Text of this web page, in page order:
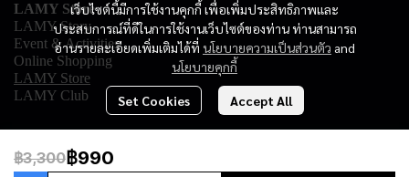
฿3,300฿990
เว็บไซต์นี้มีการใช้งานคุกกี้ เพื่อเพิ่มประสิทธิภาพและ
ประสบการณ์ที่ดีในการใช้งานเว็บไซต์ของท่าน ท่านสามารถ
อ่านรายละเอียดเพิ่มเติมได้ที่ นโยบายความเป็นส่วนตัว and
นโยบายคุกกี้
Set Cookies Accept All
LAMY Store
LAMY Story
Event & Activities
Online Shopping
LAMY Store
LAMY Club